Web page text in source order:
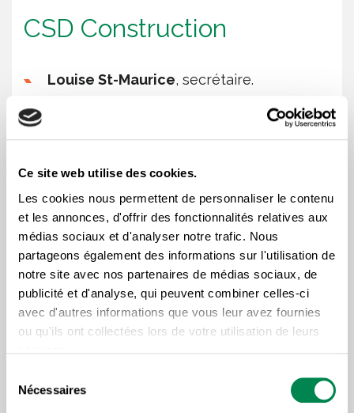
Ce site web utilise des cookies.
Les cookies nous permettent de personnaliser le contenu
et les annonces, d'offrir des fonctionnalités relatives aux
médias sociaux et d'analyser notre trafic. Nous
partageons également des informations sur l'utilisation de
notre site avec nos partenaires de médias sociaux, de
publicité et d'analyse, qui peuvent combiner celles-ci
avec d'autres informations que vous leur avez fournies
ou qu'ils ont collectées lors de votre utilisation de leurs
Nécessaires
CSD Construction
Louise St-Maurice, secrétaire.
, conseiller syndical
affecté à la construction (Montréal).
affecté à la construction (Québec)
Le bureau syndical souhaite à toutes et à tous les
nouveaux membres du personnel la bienvenue dans
notre équipe!
Lire plus d'articles sous la